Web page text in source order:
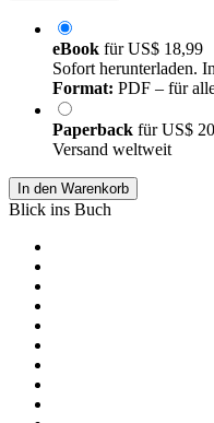
eBook fürUS$ 18,99
Sofort herunterladen.
Format: PDF – für
Paperback fürUS$
Versand weltweit
In den Warenkorb
Blick ins Buch